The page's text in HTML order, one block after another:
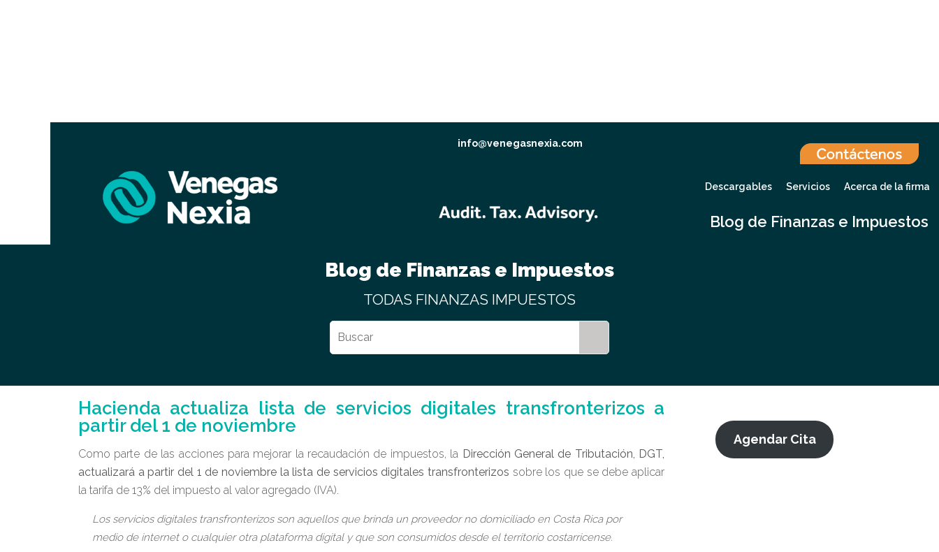
info@venegasnexia.com
Descargables Servicios Acerca de la firma
Blog de Finanzas e Impuestos
Blog de Finanzas e Impuestos
TODAS FINANZAS IMPUESTOS
Hacienda actualiza lista de servicios digitales transfronterizos a
partir del 1 de noviembre
Como parte de las acciones para mejorar la recaudación de impuestos, la Dirección General de Tributación, DGT,
actualizará a partir del 1 de noviembre la lista de servicios digitales transfronterizos sobre los que se debe aplicar
la tarifa de 13% del impuesto al valor agregado (IVA).
Los servicios digitales transfronterizos son aquellos que brinda un proveedor no domiciliado en Costa Rica por
medio de internet o cualquier otra plataforma digital y que son consumidos desde el territorio costarricense.
Agendar Cita